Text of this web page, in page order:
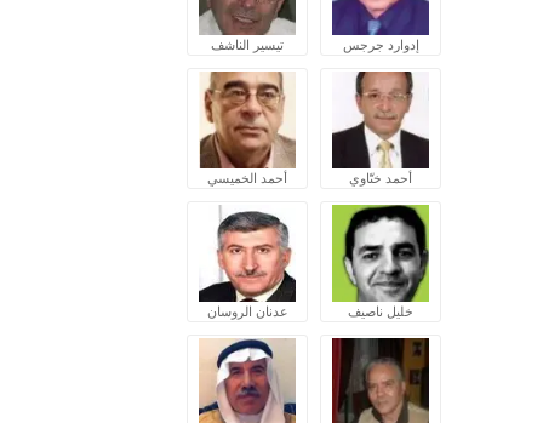
إدوارد جرجس تيسير الناشف
أحمد ختّاوي أحمد الخميسي
خليل ناصيف عدنان الروسان